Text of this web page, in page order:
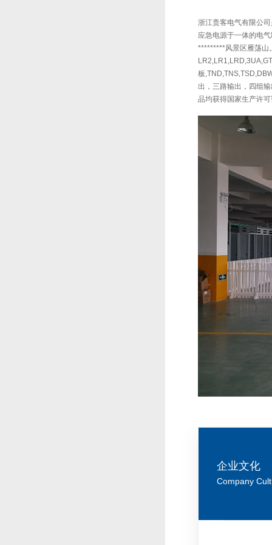
浙江贵客电气有限公
应急电源于一体的电
*********风景区雁荡山
板
出，三路输出，四组
品均获得国家生产许
企业文化
Company